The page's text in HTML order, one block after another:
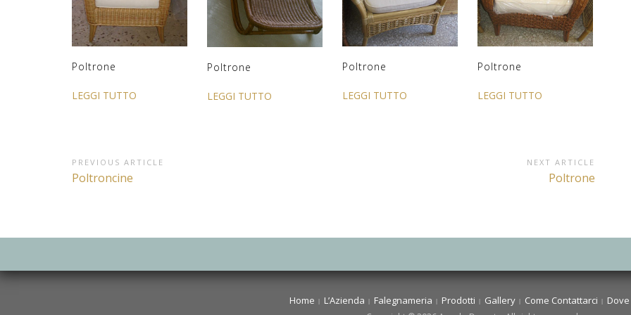
Poltrone
LEGGI TUTTO
Poltrone
LEGGI TUTTO
Poltrone
LEGGI TUTTO
Poltrone
LEGGI TUTTO
Navigazione
articoli
PREVIOUS ARTICLE
Previous
Poltroncine
NEXT ARTICLE
Next
Poltrone
Home L’Azienda Falegnameria Prodotti Gallery Come Contattarci